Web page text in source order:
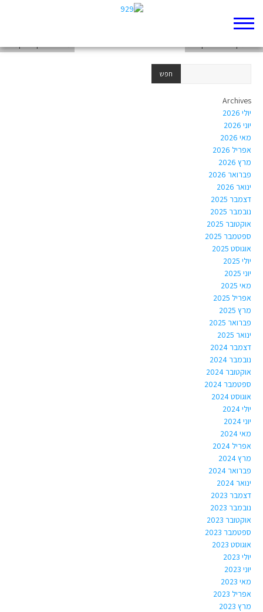
Archives
יולי 2026
יוני 2026
מאי 2026
אפריל 2026
מרץ 2026
פברואר 2026
ינואר 2026
דצמבר 2025
נובמבר 2025
אוקטובר 2025
ספטמבר 2025
אוגוסט 2025
יולי 2025
יוני 2025
מאי 2025
אפריל 2025
מרץ 2025
פברואר 2025
ינואר 2025
דצמבר 2024
נובמבר 2024
אוקטובר 2024
ספטמבר 2024
אוגוסט 2024
יולי 2024
יוני 2024
מאי 2024
אפריל 2024
מרץ 2024
פברואר 2024
ינואר 2024
דצמבר 2023
נובמבר 2023
אוקטובר 2023
ספטמבר 2023
אוגוסט 2023
יולי 2023
יוני 2023
מאי 2023
אפריל 2023
מרץ 2023